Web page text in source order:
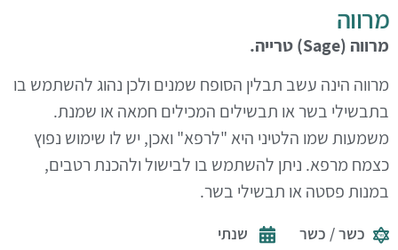
מרווה
מרווה (Sage)
טרייה.
מרווה הינה עשב תבלין הסופח שמנים ולכן נהוג להשתמש בו
בתבשילי בשר או תבשילים המכילים חמאה או שמנת.
משמעות שמו הלטיני היא "לרפא" ואכן, יש לו שימוש נפוץ
כצמח מרפא. ניתן להשתמש בו לבישול ולהכנת רטבים,
במנות פסטה או תבשילי בשר.
כשר / כשר
שנתי